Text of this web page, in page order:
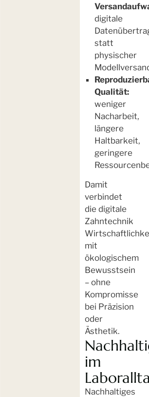
digitale
statt
physischer
Qualität:
weniger
Nacharbeit,
längere
Haltbarkeit,
geringere
Damit
verbindet
die digitale
Zahntechnik
mit
ökologischem
Bewusstsein
– ohne
Kompromisse
bei Präzision
oder
Ästhetik.
im
Nachhaltiges